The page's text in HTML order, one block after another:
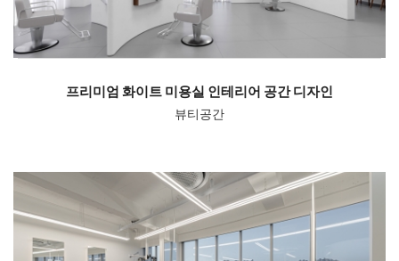
프리미엄 화이트 미용실 인테리어 공간 디자인
뷰티공간